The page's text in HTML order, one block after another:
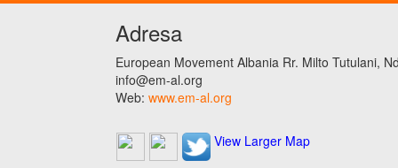
Adresa
European Movement Albania Rr. Milto Tutulani,
info@em-al.org
Web: www.em-al.org
View Larger Map